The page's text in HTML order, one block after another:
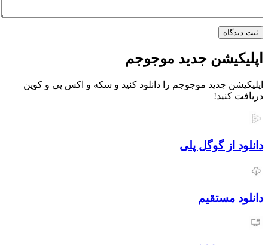
جدید موجوجم
جدید موجوجم را دانلود کنید و سکه و اکس پی و کوین
گوگل پلی